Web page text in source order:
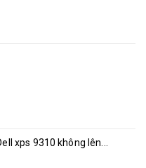
xps 9310 không lên...